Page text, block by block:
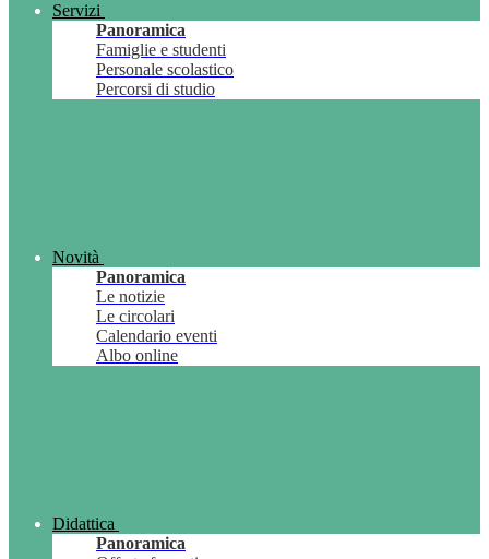
Servizi
Panoramica
Famiglie e studenti
Personale scolastico
Percorsi di studio
Novità
Panoramica
Le notizie
Le circolari
Calendario eventi
Albo online
Didattica
Panoramica